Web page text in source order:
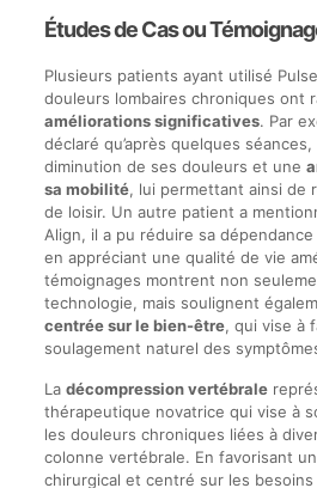
Études de Cas ou
Plusieurs patients ayant utilisé
douleurs lombaires chroniques ont
améliorations significatives. Par
déclaré qu’après quelques
diminution de ses douleurs et une
sa mobilité, lui permettant ainsi de
de loisir. Un autre patient a
Align, il a pu réduire sa dépendance
en appréciant une qualité de vie
témoignages montrent non
technologie, mais soulignent
centrée sur le bien-être, qui vise à
soulagement naturel des
La décompression vertébrale
thérapeutique novatrice qui vise à
les douleurs chroniques liées à
colonne vertébrale. En favorisant
chirurgical et centré sur les